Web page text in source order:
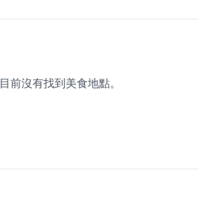
目前沒有找到美食地點。